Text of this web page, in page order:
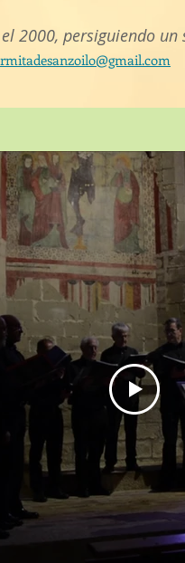
2000, persiguiendo un